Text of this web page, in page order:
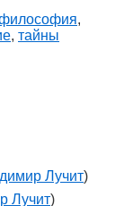
,
, тайны
Лучит)
Лучит)